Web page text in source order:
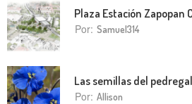
Plaza Estación Zapopan
Por: Samuel314
Las semillas del
Por: Allison